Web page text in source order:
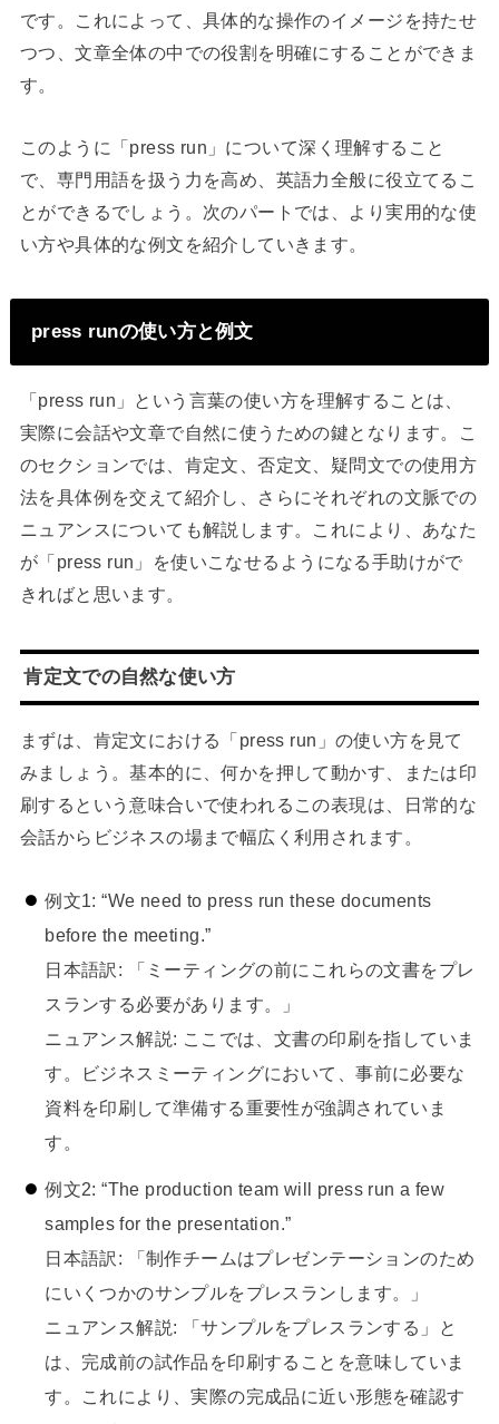
です。これによって、具体的な操作のイメージを持たせ
つつ、文章全体の中での役割を明確にすることができま
す。
このように「press run」について深く理解すること
で、専門用語を扱う力を高め、英語力全般に役立てるこ
とができるでしょう。次のパートでは、より実用的な使
い方や具体的な例文を紹介していきます。
press runの使い方と例文
「press run」という言葉の使い方を理解することは、
実際に会話や文章で自然に使うための鍵となります。こ
のセクションでは、肯定文、否定文、疑問文での使用方
法を具体例を交えて紹介し、さらにそれぞれの文脈での
ニュアンスについても解説します。これにより、あなた
が「press run」を使いこなせるようになる手助けがで
きればと思います。
肯定文での自然な使い方
まずは、肯定文における「press run」の使い方を見て
みましょう。基本的に、何かを押して動かす、または印
刷するという意味合いで使われるこの表現は、日常的な
会話からビジネスの場まで幅広く利用されます。
例文1: “We need to press run these documents
before the meeting.”
日本語訳: 「ミーティングの前にこれらの文書をプレ
スランする必要があります。」
ニュアンス解説: ここでは、文書の印刷を指していま
す。ビジネスミーティングにおいて、事前に必要な
資料を印刷して準備する重要性が強調されていま
す。
例文2: “The production team will press run a few
samples for the presentation.”
日本語訳: 「制作チームはプレゼンテーションのため
にいくつかのサンプルをプレスランします。」
ニュアンス解説: 「サンプルをプレスランする」と
は、完成前の試作品を印刷することを意味していま
す。これにより、実際の完成品に近い形態を確認す